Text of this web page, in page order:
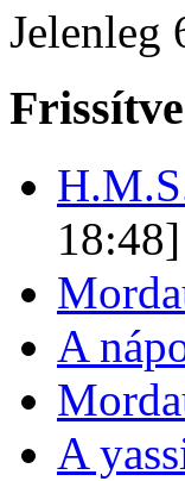
Jelenleg
Frissítve
18:48]
A
A